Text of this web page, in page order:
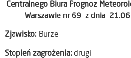
Centralnego Biura Prognoz
Warszawie nr 69 z dnia
Zjawisko: Burze
Stopień zagrożenia: drugi